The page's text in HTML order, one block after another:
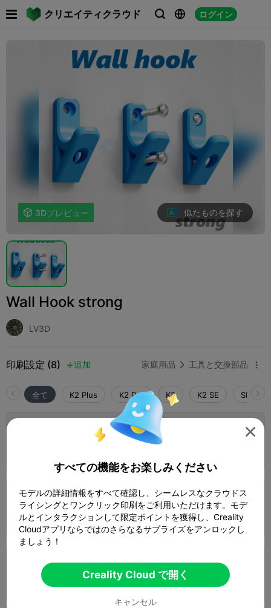
クリエイティクラウド   ログイン
 3Dプレビュー 似たものを探す
Wall Hook strong
LV3D
印刷設定 (8) 追加 家庭用品  工具と交換部品 
全て K2 Plus K2 Pro K2 K2 SE
0.2mm layer, 3 walls, 30% infill
0.2mm layer, 4 walls, 40% infill
 19m 15s  1 プレート 4.03g
0.28mm layer, 3 walls, 15% infill
15m 32s 1 プレート 3.51g

すべての機能をお楽しみください
モデルの詳細情報をすべて確認し、シームレスなクラウドス
ライシングとワンクリック印刷をご利用いただけます。モデ
ルとインタラクションして限定ポイントを獲得し、Creality
Cloudアプリならではのさらなるサプライズをアンロックし
ましょう！
Creality Cloud で開く
キャンセル